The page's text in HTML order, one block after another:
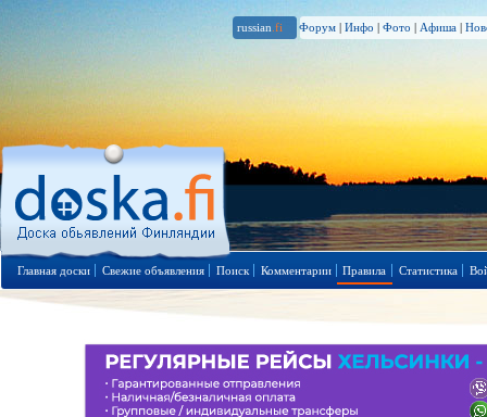
russian .fi Форум | Инфо | Фото | Афиша |
Главная доски Свежие объявления Поиск Комментарии Правила Статистика